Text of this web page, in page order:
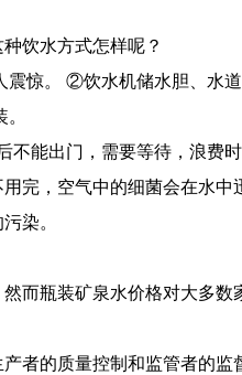
饮水方式怎样呢？
震惊。 ②饮水机储水胆、水
不能出门，需要等待，浪费时
完，空气中的细菌会在水中
染。
而瓶装矿泉水价格对大多数
者的质量控制和监管者的监